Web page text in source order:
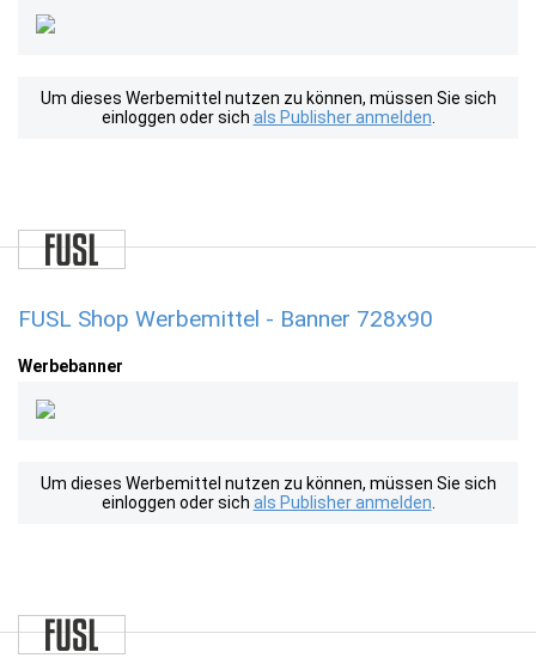
Um dieses Werbemittel nutzen zu können, müssen Sie sich
einloggen oder sich als Publisher anmelden
FUSL Shop Werbemittel - Banner 728x90
Werbebanner
Um dieses Werbemittel nutzen zu können, müssen Sie sich
einloggen oder sich als Publisher anmelden